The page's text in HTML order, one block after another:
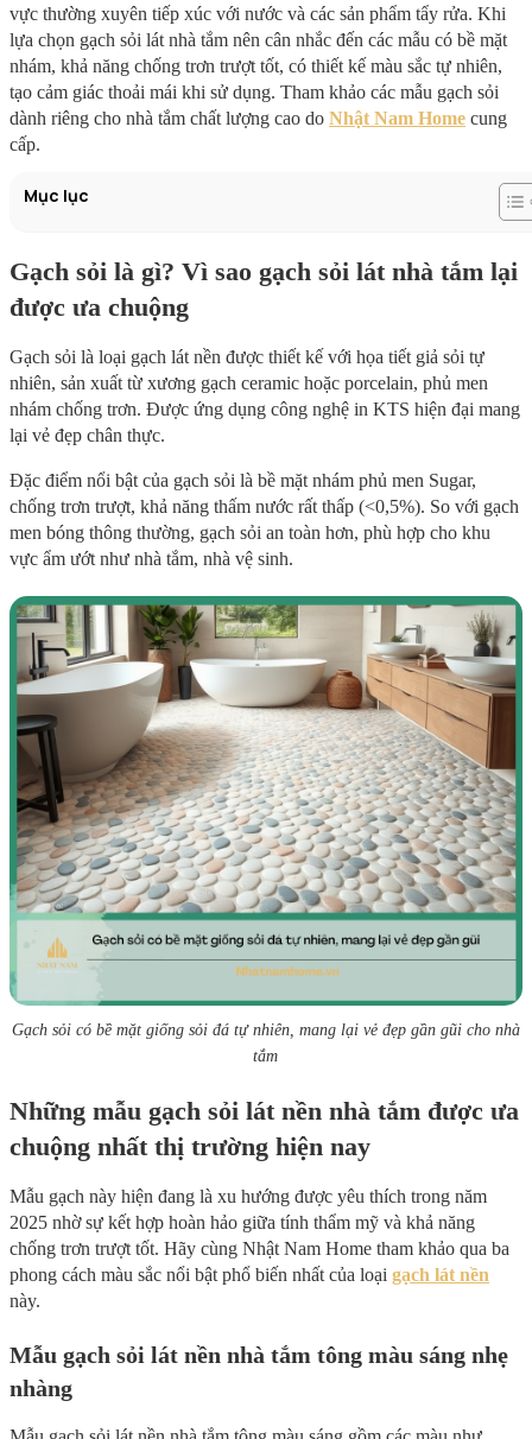
vực thường xuyên tiếp xúc với nước và các sản phẩm tẩy rửa. Khi
lựa chọn gạch sỏi lát nhà tắm nên cân nhắc đến các mẫu có bề mặt
nhám, khả năng chống trơn trượt tốt, có thiết kế màu sắc tự nhiên,
tạo cảm giác thoải mái khi sử dụng. Tham khảo các mẫu gạch sỏi
dành riêng cho nhà tắm chất lượng cao do Nhật Nam Home cung
cấp.
Mục lục
Gạch sỏi là gì? Vì sao gạch sỏi lát nhà tắm lại
được ưa chuộng
Gạch sỏi là loại gạch lát nền được thiết kế với họa tiết giả sỏi tự
nhiên, sản xuất từ xương gạch ceramic hoặc porcelain, phủ men
nhám chống trơn. Được ứng dụng công nghệ in KTS hiện đại mang
lại vẻ đẹp chân thực.
Đặc điểm nổi bật của gạch sỏi là bề mặt nhám phủ men Sugar,
chống trơn trượt, khả năng thấm nước rất thấp (<0,5%). So với gạch
men bóng thông thường, gạch sỏi an toàn hơn, phù hợp cho khu
vực ẩm ướt như nhà tắm, nhà vệ sinh.
Gạch sỏi có bề mặt giống sỏi đá tự nhiên, mang lại vẻ đẹp gần gũi cho nhà
tắm
Những mẫu gạch sỏi lát nền nhà tắm được ưa
chuộng nhất thị trường hiện nay
Mẫu gạch này hiện đang là xu hướng được yêu thích trong năm
2025 nhờ sự kết hợp hoàn hảo giữa tính thẩm mỹ và khả năng
chống trơn trượt tốt. Hãy cùng Nhật Nam Home tham khảo qua ba
phong cách màu sắc nổi bật phổ biến nhất của loại gạch lát nền
này.
Mẫu gạch sỏi lát nền nhà tắm tông màu sáng nhẹ
nhàng